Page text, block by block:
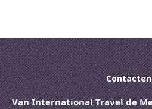
Van International Travel de